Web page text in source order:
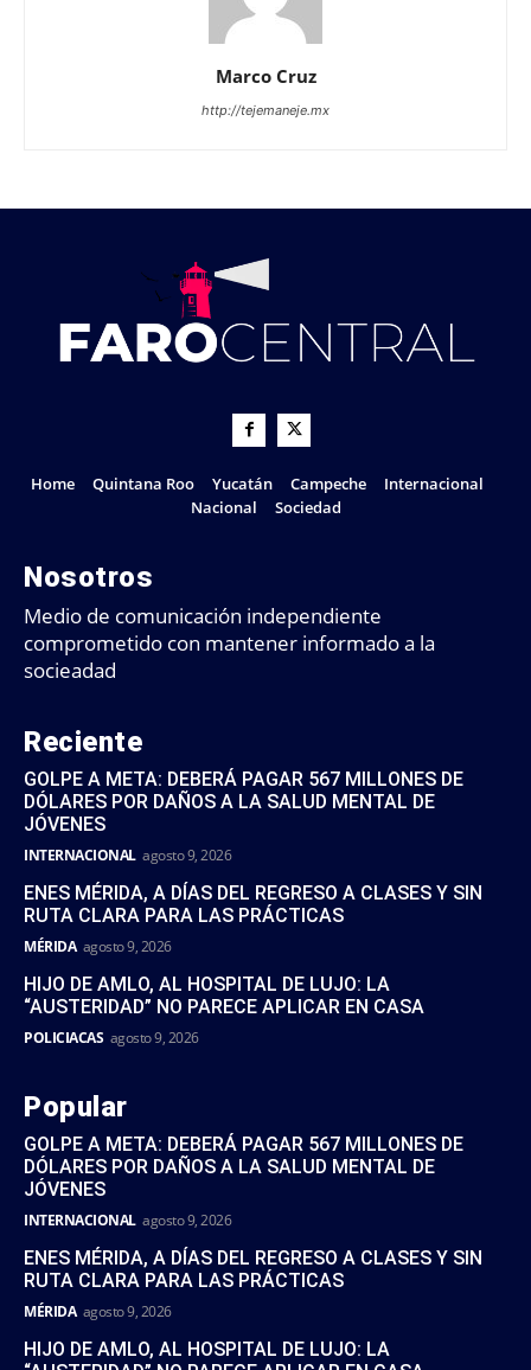
Marco Cruz
http://tejemaneje.mx
Home Quintana Roo Yucatán Campeche
Internacional
Nacional
Sociedad
Nosotros
Medio de comunicación independiente
comprometido con mantener informado a la
socieadad
Reciente
GOLPE A META: DEBERÁ PAGAR 567 MILLONES DE
DÓLARES POR DAÑOS A LA SALUD MENTAL DE
JÓVENES
INTERNACIONAL agosto 9, 2026
ENES MÉRIDA, A DÍAS DEL REGRESO A CLASES Y SIN
RUTA CLARA PARA LAS PRÁCTICAS
MÉRIDA agosto 9, 2026
HIJO DE AMLO, AL HOSPITAL DE LUJO: LA
“AUSTERIDAD” NO PARECE APLICAR EN CASA
POLICIACAS agosto 9, 2026
Popular
GOLPE A META: DEBERÁ PAGAR 567 MILLONES DE
DÓLARES POR DAÑOS A LA SALUD MENTAL DE
JÓVENES
INTERNACIONAL agosto 9, 2026
ENES MÉRIDA, A DÍAS DEL REGRESO A CLASES Y SIN
RUTA CLARA PARA LAS PRÁCTICAS
MÉRIDA agosto 9, 2026
HIJO DE AMLO, AL HOSPITAL DE LUJO: LA